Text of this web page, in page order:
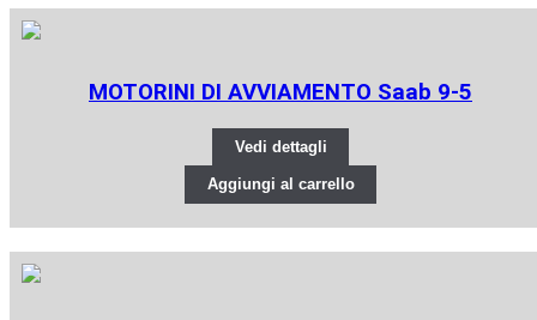
MOTORINI DI AVVIAMENTO Saab 9-5
Vedi dettagli
Aggiungi al carrello